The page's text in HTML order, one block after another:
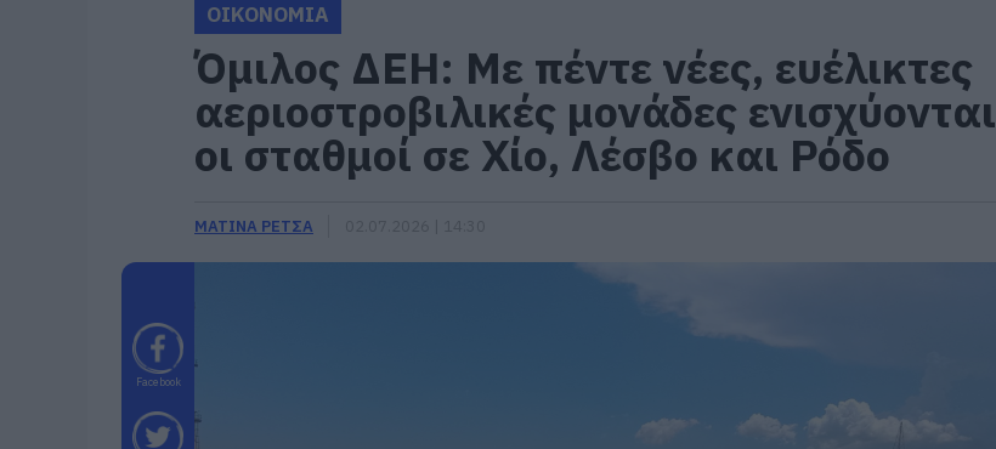
ΟΙΚΟΝΟΜΙΑ
Όμιλος ΔΕΗ: Με πέντε νέες, ευέλικτες
αεριοστροβιλικές μονάδες ενισχύονται
οι σταθμοί σε Χίο, Λέσβο και Ρόδο
ΜΑΤΙΝΑ ΡΕΤΣΑ
Facebook